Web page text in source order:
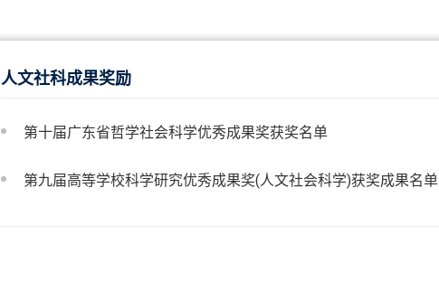
人文社科成果奖励
第十届广东省哲学社会科学优秀成果奖获奖名单
第九届高等学校科学研究优秀成果奖(人文社会科学)获奖成果名单